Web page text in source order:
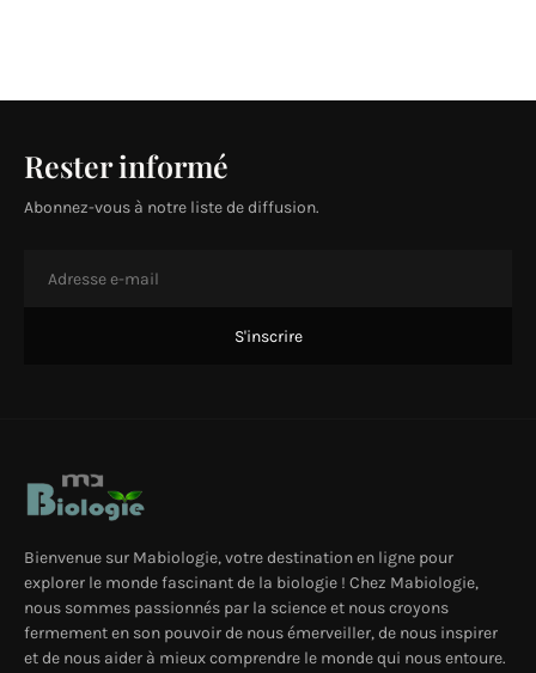
Rester informé
Abonnez-vous à notre liste de diffusion.
Bienvenue sur Mabiologie, votre destination en ligne pour
explorer le monde fascinant de la biologie ! Chez Mabiologie,
nous sommes passionnés par la science et nous croyons
fermement en son pouvoir de nous émerveiller, de nous inspirer
et de nous aider à mieux comprendre le monde qui nous entoure.